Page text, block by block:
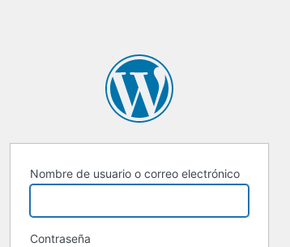
Nombre de usuario o correo electrónico
Contraseña